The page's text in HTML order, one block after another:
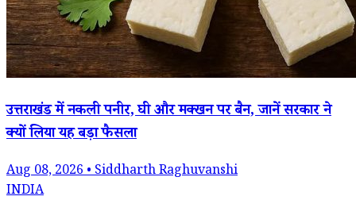
उत्तराखंड में नकली पनीर, घी और मक्खन पर बैन, जानें सरकार ने
क्यों लिया यह बड़ा फैसला
Aug 08, 2026 • Siddharth Raghuvanshi
INDIA